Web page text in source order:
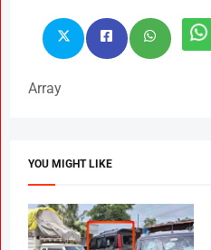
Array
YOU MIGHT LIKE